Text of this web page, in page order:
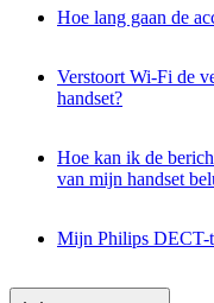
Hoe lang gaan de
Verstoort Wi-Fi de
handset?
Hoe kan ik de
van mijn handset
Mijn Philips DECT-